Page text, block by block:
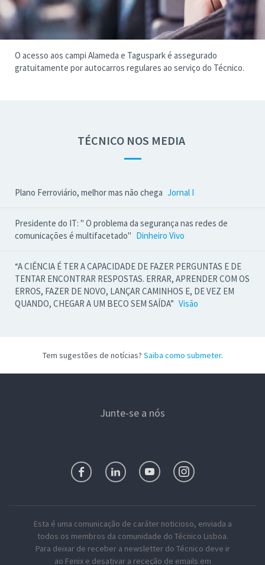
O acesso aos campi Alameda e Taguspark é assegurado
gratuitamente por autocarros regulares ao serviço do Técnico.
TÉCNICO NOS MEDIA
—
Plano Ferroviário, melhor mas não chega Jornal I
Presidente do IT: " O problema da segurança nas redes de
comunicações é multifacetado" Dinheiro Vivo
“A CIÊNCIA É TER A CAPACIDADE DE FAZER PERGUNTAS E DE
TENTAR ENCONTRAR RESPOSTAS. ERRAR, APRENDER COM OS
ERROS, FAZER DE NOVO, LANÇAR CAMINHOS E, DE VEZ EM
QUANDO, CHEGAR A UM BECO SEM SAÍDA” Visão
Tem sugestões de notícias? Saiba como submeter.
Junte-se a nós
Esta é uma comunicação de caráter noticioso, enviada a
todos os membros da comunidade do Técnico Lisboa.
Para deixar de receber a newsletter do Técnico deve ir
ao Fenix e desativar a receção de emails em